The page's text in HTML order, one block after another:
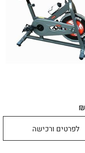
₪
לפרטים ורכישה